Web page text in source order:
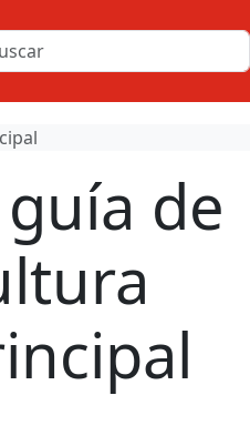
de